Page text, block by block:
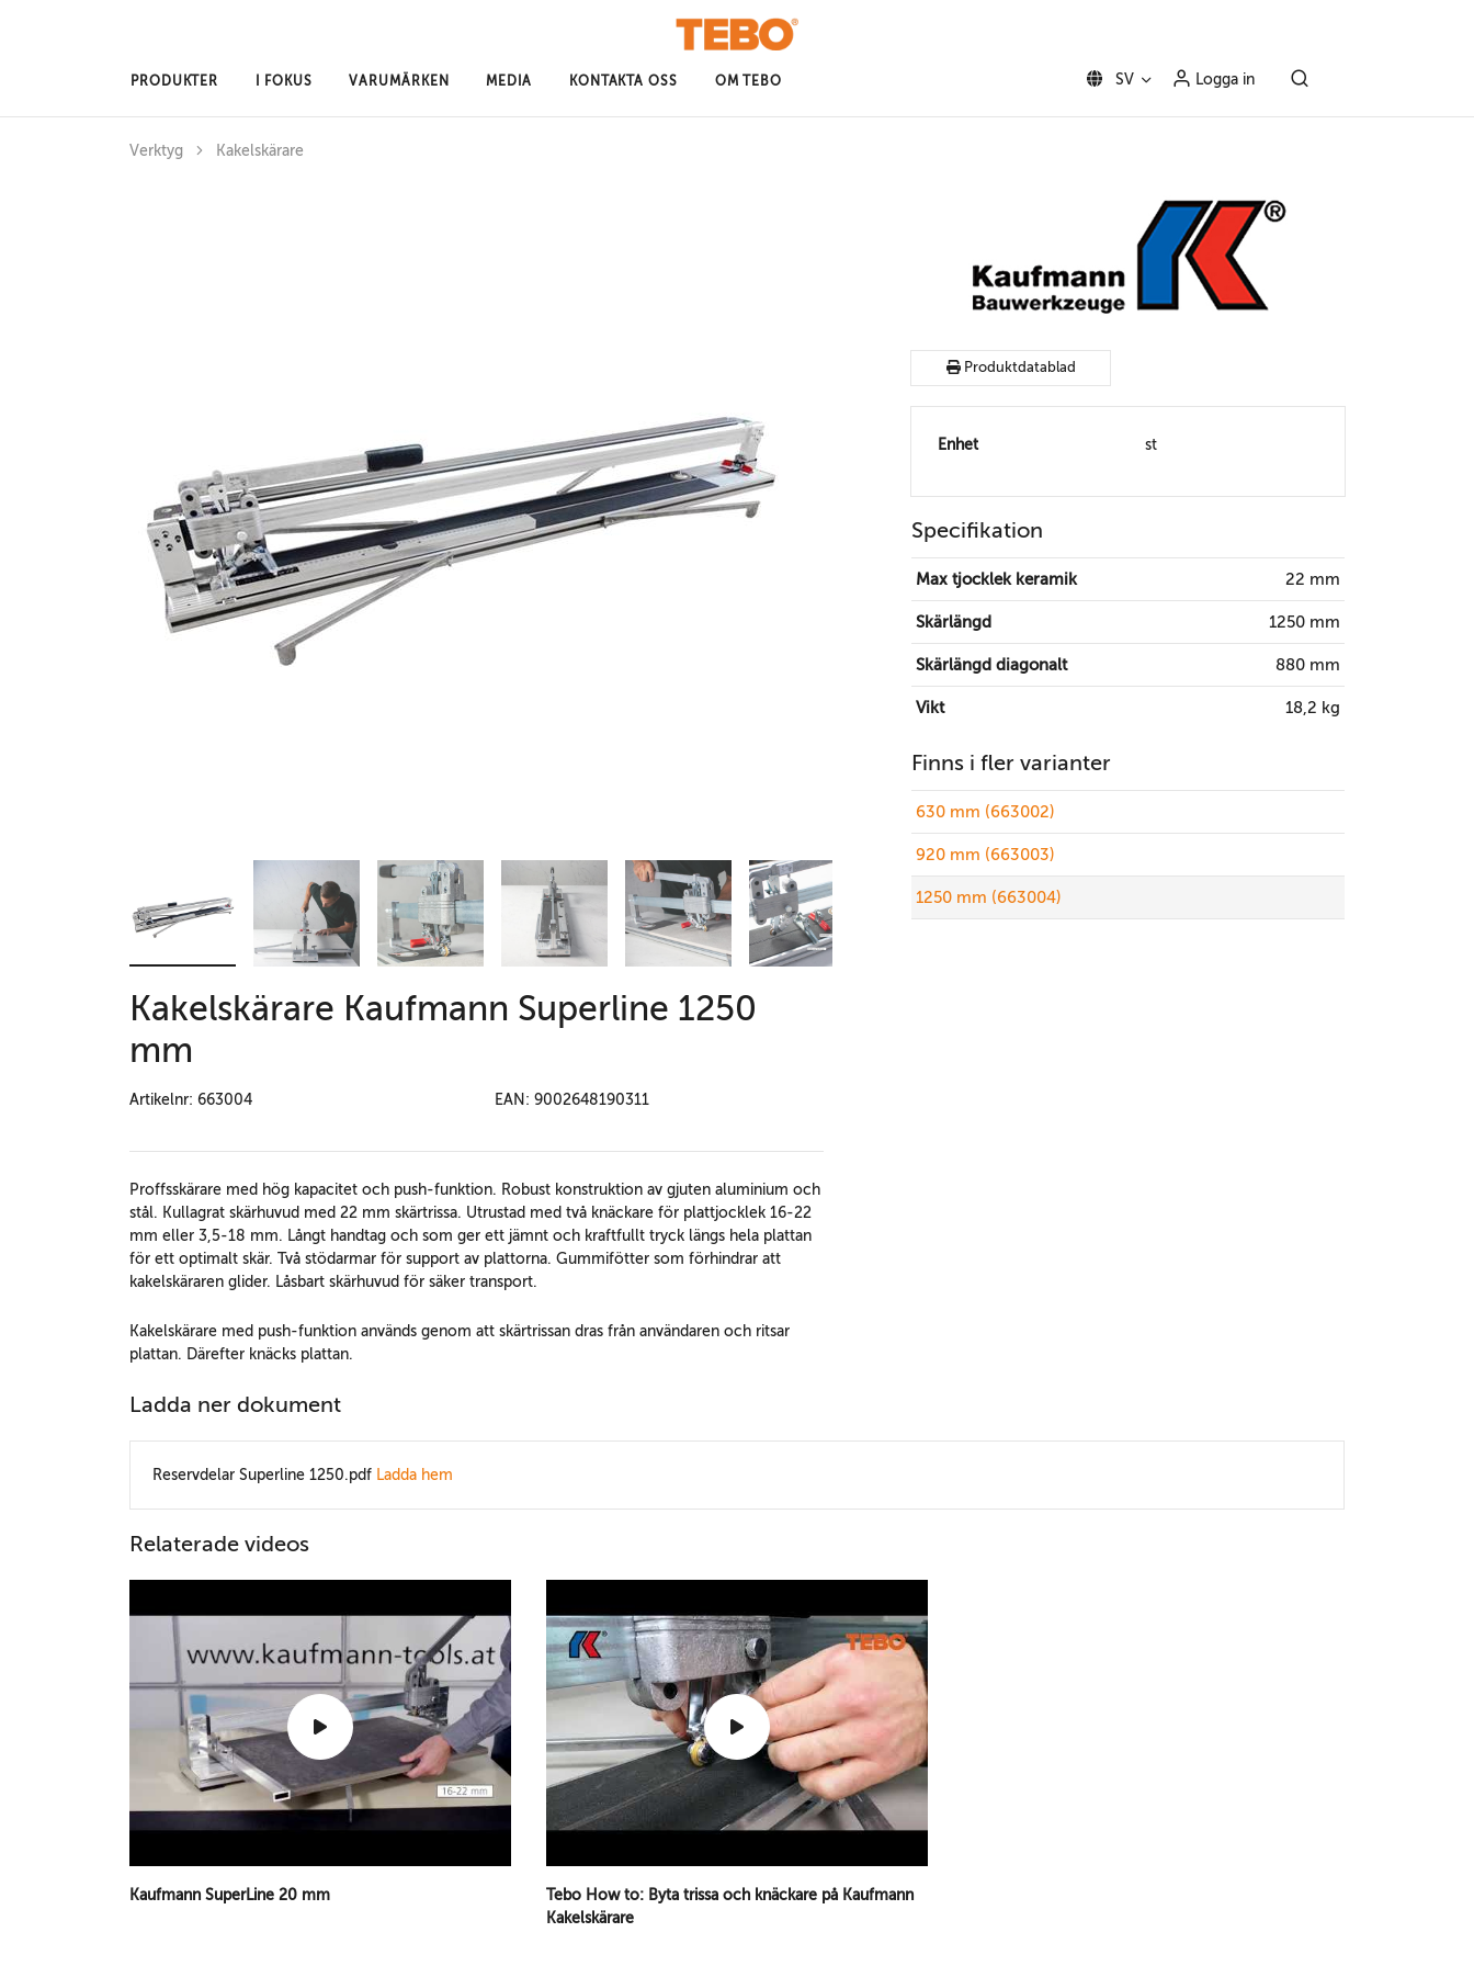
PRODUKTER I FOKUS VARUMÄRKEN MEDIA KONTAKTA OSS OM TEBO SV Logga in
Verktyg Kakelskärare
Kakelskärare Kaufmann Superline 1250
mm
Artikelnr: 663004 EAN: 9002648190311
Proffsskärare med hög kapacitet och push-funktion. Robust konstruktion av gjuten aluminium och
stål. Kullagrat skärhuvud med 22 mm skärtrissa. Utrustad med två knäckare för plattjocklek 16-22
mm eller 3,5-18 mm. Långt handtag och som ger ett jämnt och kraftfullt tryck längs hela plattan
för ett optimalt skär. Två stödarmar för support av plattorna. Gummifötter som förhindrar att
kakelskäraren glider. Låsbart skärhuvud för säker transport.
Kakelskärare med push-funktion används genom att skärtrissan dras från användaren och ritsar
plattan. Därefter knäcks plattan.
Produktdatablad
Enhet st
Specifikation
Max tjocklek keramik 22 mm
Skärlängd 1250 mm
Skärlängd diagonalt 880 mm
Vikt 18,2 kg
Finns i fler varianter
630 mm (663002)
920 mm (663003)
1250 mm (663004)
Ladda ner dokument
Reservdelar Superline 1250.pdf Ladda hem
Relaterade videos
Kaufmann SuperLine 20 mm
Tebo How to: Byta trissa och knäckare på Kaufmann
Kakelskärare